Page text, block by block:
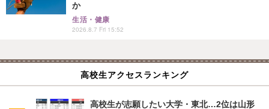
か
生活・健康
2026.8.7 Fri 15:52
高校生アクセスランキング
高校生が志願したい大学・東北…2位は山形